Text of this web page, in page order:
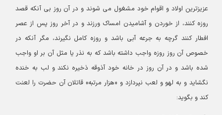
عزیزترین اولاد و اقوام خود مشغول می شوند و در آن روز بی آنکه قصد
روزه کنند، از خوردن و آشامیدن امساک ورزند و در آخر روز پس از عصر
افطار کنند گرچه به جرعه آبی باشد و روزه کامل نگیرند، مگر آنکه در
خصوص آن روز روزه واجب داشته باشد که به نذر یا مثل آن بر او واجب
شده باشد و در آن روز در خانه خود آذوقه ذخیره نکند و لب به خنده
نگشاید و به لهو و لعب نپردازد و «هزار مرتبه» قاتلان آن حضرت را لعنت
کند و بگوید: